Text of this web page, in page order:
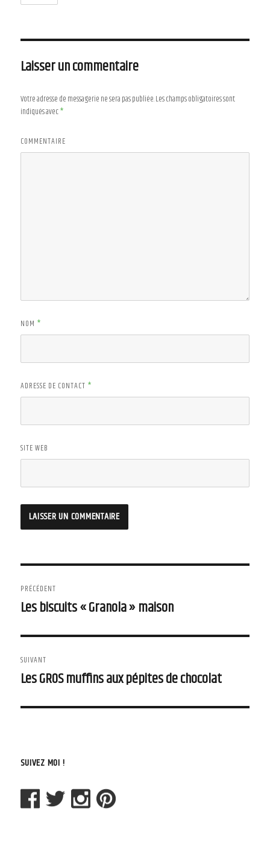
Laisser un commentaire
Votre adresse de messagerie ne sera pas publiée.Les champs obligatoires sont
indiqués avec*
COMMENTAIRE
NOM *
ADRESSE DE CONTACT *
SITE WEB
de
l'article
PRÉCÉDENT
Article
Les biscuits « Granola » maison
SUIVANT
Article
Les GROS muffins aux pépites de chocolat
SUIVEZ MOI !